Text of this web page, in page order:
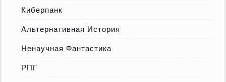
Киберпанк
Альтернативная История
Ненаучная Фантастика
РПГ